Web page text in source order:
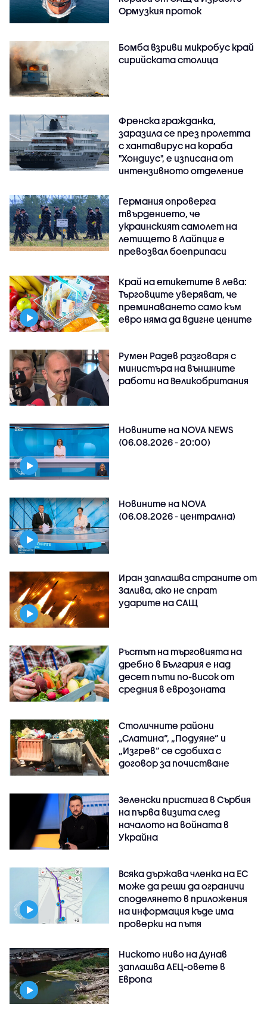
Ормузкия проток
Бомба взриви микробус край
сирийската столица
Френска гражданка,
заразила се през пролетта
с хантавирус на кораба
"Хондиус", е изписана от
интензивното отделение
Германия опроверга
твърдението, че
украинският самолет на
летището в Лайпциг е
превозвал боеприпаси
Край на етикетите в лева:
Търговците уверяват, че
преминаването само към
евро няма да вдигне цените
Румен Радев разговаря с
министъра на външните
работи на Великобритания
Новините на NOVA NEWS
(06.08.2026 - 20:00)
Новините на NOVA
(06.08.2026 - централна)
Иран заплашва страните от
Залива, ако не спрат
ударите на САЩ
Ръстът на търговията на
дребно в България е над
десет пъти по-висок от
средния в еврозоната
Столичните райони
„Слатина“, „Подуяне“ и
„Изгрев“ се сдобиха с
договор за почистване
Зеленски пристига в Сърбия
на първа визита след
началото на войната в
Украйна
Всяка държава членка на ЕС
може да реши да ограничи
споделянето в приложения
на информация къде има
проверки на пътя
Ниското ниво на Дунав
заплашва АЕЦ-овете в
Европа